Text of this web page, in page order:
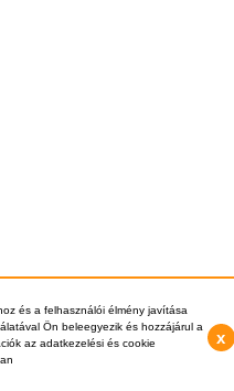
és a felhasználói élmény javítása
Ön beleegyezik és hozzájárul a
az adatkezelési és cookie
x